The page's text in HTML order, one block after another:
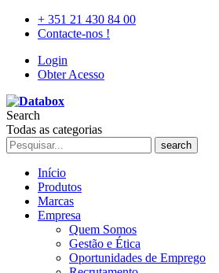
+ 351 21 430 84 00
Contacte-nos !
Login
Obter Acesso
Search
Todas as categorias
search
Início
Produtos
Marcas
Empresa
Quem Somos
Gestão e Ética
Oportunidades de Emprego